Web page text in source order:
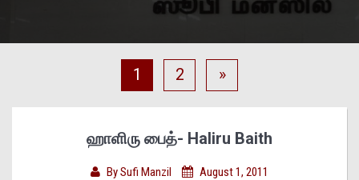
1 2 »
ஹாளிரு பைத்- Haliru Baith
BySufi Manzil August 1, 2011